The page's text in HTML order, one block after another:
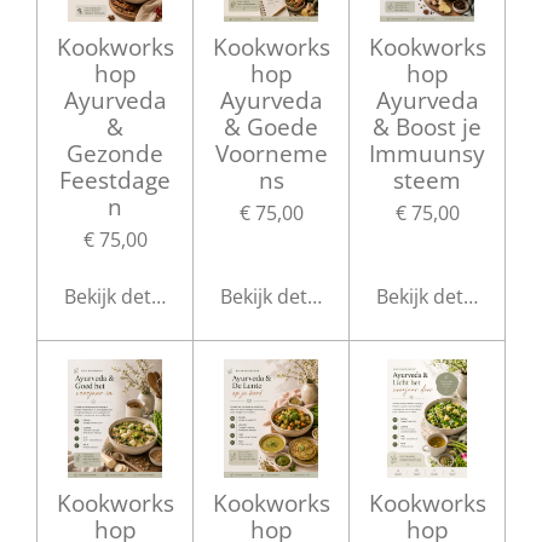
Kookworks
hop
Ayurveda
&
Gezonde
Feestdage
n
€ 75,00
Bekijk details
Kookworks
hop
Ayurveda
& Goede
Voorneme
ns
€ 75,00
Bekijk details
Kookworks
hop
Ayurveda
& Boost je
Immuunsy
steem
€ 75,00
Bekijk details
Kookworks
hop
Kookworks
hop
Kookworks
hop